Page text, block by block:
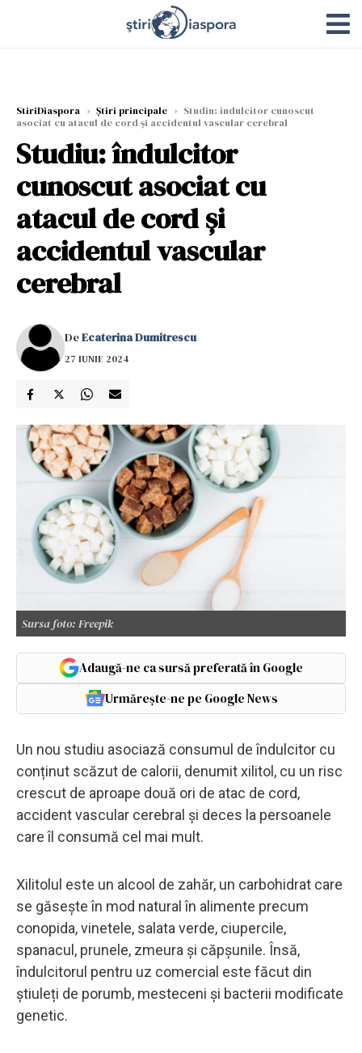
StiriDiaspora › Știri principale › Studiu: îndulcitor cunoscut
asociat cu atacul de cord și accidentul vascular cerebral
Studiu: îndulcitor
cunoscut asociat cu
atacul de cord și
accidentul vascular
cerebral
DeEcaterina Dumitrescu
27 IUNIE 2024
Sursa foto: Freepik
Adaugă-ne ca sursă preferată în Google
Urmărește-ne pe Google News
Un nou studiu asociază consumul de îndulcitor cu
conținut scăzut de calorii, denumit xilitol, cu un risc
crescut de aproape două ori de atac de cord,
accident vascular cerebral și deces la persoanele
care îl consumă cel mai mult.
Xilitolul este un alcool de zahăr, un carbohidrat care
se găsește în mod natural în alimente precum
conopida, vinetele, salata verde, ciupercile,
spanacul, prunele, zmeura și căpșunile. Însă,
îndulcitorul pentru uz comercial este făcut din
știuleți de porumb, mesteceni și bacterii modificate
genetic.